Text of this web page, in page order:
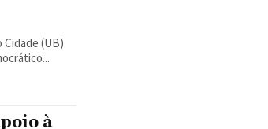
(UB)
à